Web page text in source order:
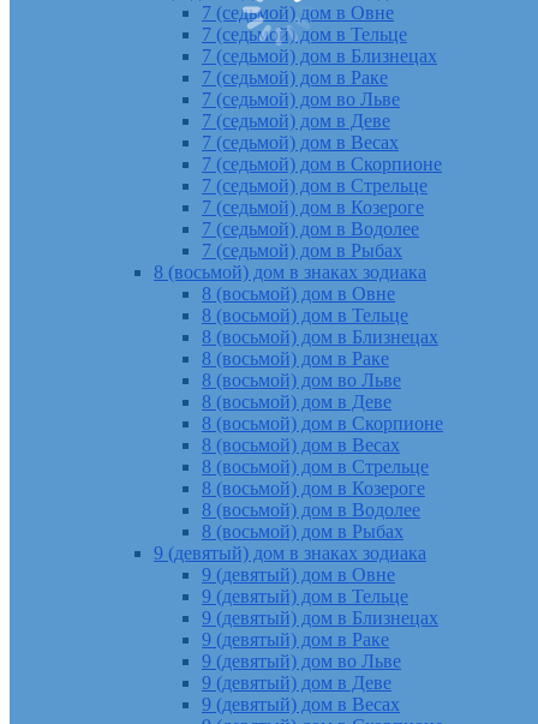
7 (седьмой) дом в Овне
7 (седьмой) дом в Тельце
7 (седьмой) дом в Близнецах
7 (седьмой) дом в Раке
7 (седьмой) дом во Льве
7 (седьмой) дом в Деве
7 (седьмой) дом в Весах
7 (седьмой) дом в Скорпионе
7 (седьмой) дом в Стрельце
7 (седьмой) дом в Козероге
7 (седьмой) дом в Водолее
7 (седьмой) дом в Рыбах
8 (восьмой) дом в знаках зодиака
8 (восьмой) дом в Овне
8 (восьмой) дом в Тельце
8 (восьмой) дом в Близнецах
8 (восьмой) дом в Раке
8 (восьмой) дом во Льве
8 (восьмой) дом в Деве
8 (восьмой) дом в Скорпионе
8 (восьмой) дом в Весах
8 (восьмой) дом в Стрельце
8 (восьмой) дом в Козероге
8 (восьмой) дом в Водолее
8 (восьмой) дом в Рыбах
9 (девятый) дом в знаках зодиака
9 (девятый) дом в Овне
9 (девятый) дом в Тельце
9 (девятый) дом в Близнецах
9 (девятый) дом в Раке
9 (девятый) дом во Льве
9 (девятый) дом в Деве
9 (девятый) дом в Весах